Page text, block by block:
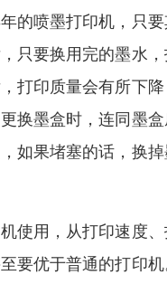
的喷墨打印机，只
只要换用完的墨水
打印质量会有所下
换墨盒时，连同墨
如果堵塞的话，换
使用，从打印速度
要优于普通的打印